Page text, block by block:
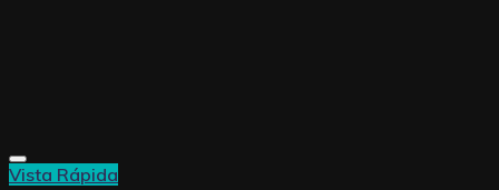
Vista Rápida